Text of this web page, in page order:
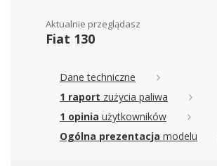
Aktualnie przeglądasz
Fiat 130
Dane techniczne
1 raport zużycia paliwa
1 opinia użytkowników
Ogólna prezentacja modelu